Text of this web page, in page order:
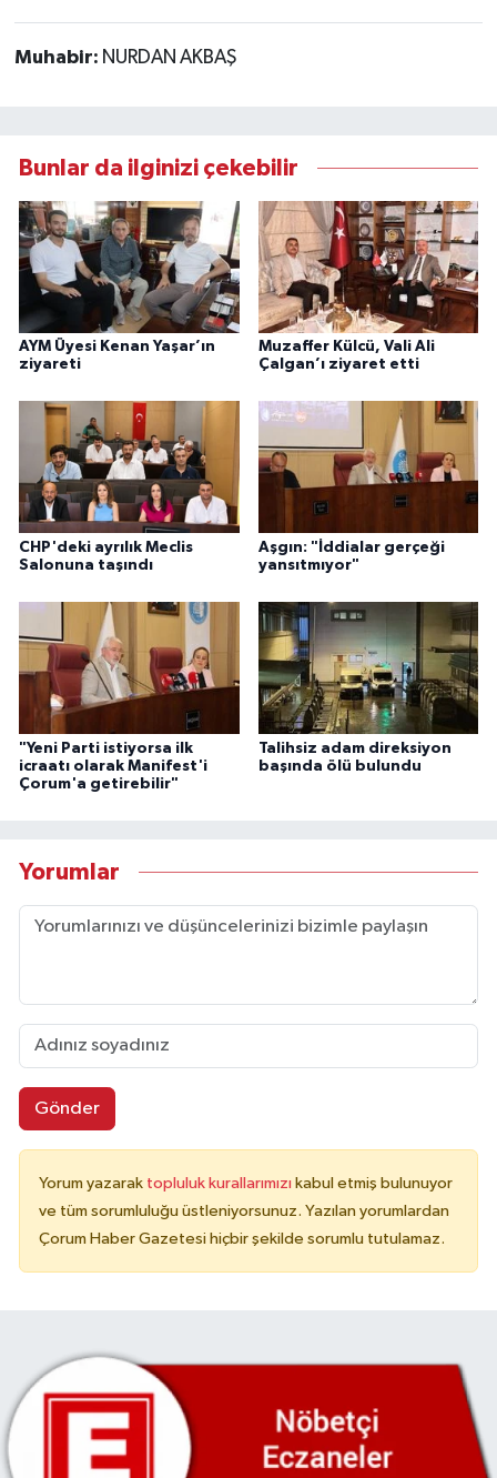
Muhabir: NURDAN AKBAŞ
Bunlar da ilginizi çekebilir
AYM Üyesi Kenan Yaşar’ın
ziyareti
Muzaffer Külcü, Vali Ali
Çalgan’ı ziyaret etti
CHP'deki ayrılık Meclis
Salonuna taşındı
Aşgın: "İddialar gerçeği
yansıtmıyor"
"Yeni Parti istiyorsa ilk
icraatı olarak Manifest'i
Çorum'a getirebilir"
Talihsiz adam direksiyon
başında ölü bulundu
Yorumlar
Gönder
Yorum yazarak topluluk kurallarımızı kabul etmiş bulunuyor
ve tüm sorumluluğu üstleniyorsunuz. Yazılan yorumlardan
Çorum Haber Gazetesi hiçbir şekilde sorumlu tutulamaz.